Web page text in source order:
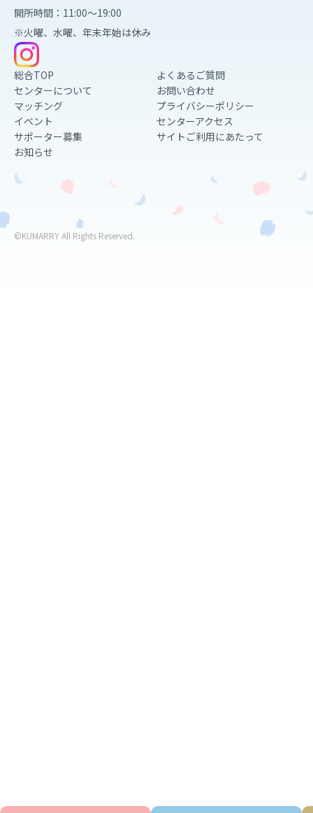
開所時間：11:00～19:00
※火曜、水曜、年末年始は休み
総合TOP
よくあるご質問
センターについて
お問い合わせ
マッチング
プライバシーポリシー
イベント
センターアクセス
サポーター募集
サイトご利用にあたって
お知らせ
©KUMARRY All Rights Reserved.